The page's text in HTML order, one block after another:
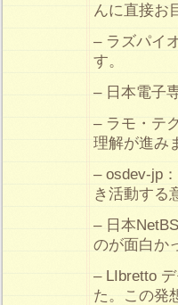
んに直接お
– ラズパイ
す。
– 日本電子
– ラモ・テ
理解が進み
– osdev-jp
き活動する
– 日本
のが面白か
– LIbretto
た。この発